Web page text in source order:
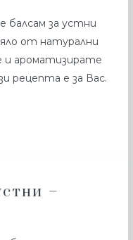
балсам за устни
от натурални
и ароматизирате
рецепта е за Вас.
–